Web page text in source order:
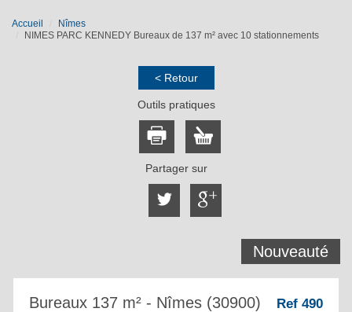
Accueil
Nîmes
NIMES PARC KENNEDY Bureaux de 137 m² avec 10 stationnements
< Retour
Outils pratiques
Partager sur
Nouveauté
Bureaux 137 m² - Nîmes (30900) Ref 490